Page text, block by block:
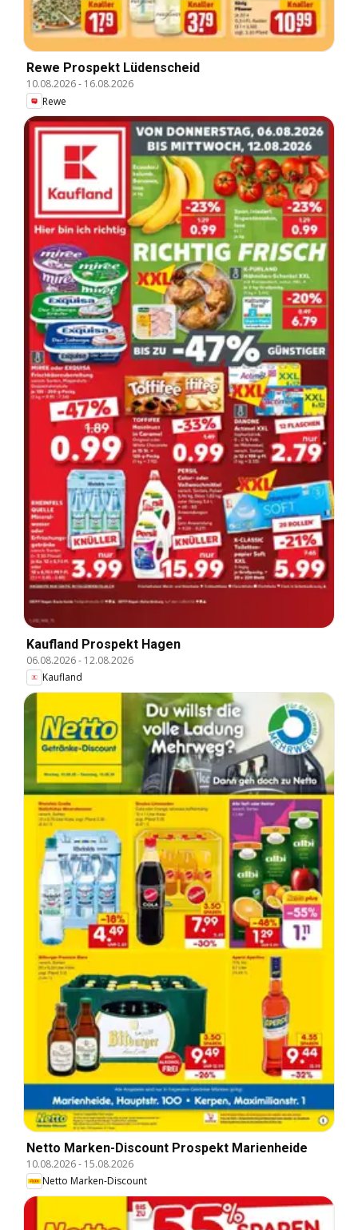
Rewe Prospekt Lüdenscheid
10.08.2026- 16.08.2026
Rewe
Kaufland Prospekt Hagen
06.08.2026- 12.08.2026
Kaufland
Netto Marken-Discount Prospekt Marienheide
10.08.2026- 15.08.2026
Netto Marken-Discount